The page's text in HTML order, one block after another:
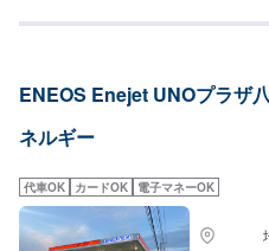
に大きな違いを生みます。技術に自
社であり続けたいと考えます！【出
切にし、満足と感動をお届けします
を持ち、可能性への挑戦を続ける【幸
ENEOS Enejet UNOプラザ
ネルギー
代車OK カードOK 電子マネーOK